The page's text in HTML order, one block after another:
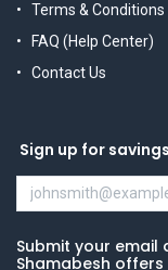
Terms & Conditions
FAQ (Help Center)
Contact Us
Sign up for
Submit your email
Shamabesh